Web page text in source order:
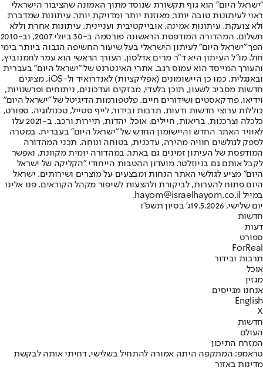
"ישראל היום" הוא גוף תקשורת שנוסד מתוך האמונה שהציבור הישראלי
ראוי לעיתונות טובה יותר, מאוזנת יותר ומדויקת יותר. עיתונות שמדברת
ולא צועקת. עיתונות אמינה, אובייקטיבית ועניינית. עיתונות אחרת וללא
תשלום. המהדורה המודפסת הראשונה פורסמה ב-30 ביולי 2007, וב-2010
הפך "ישראל היום" לעיתון הישראלי בעל שיעור החשיפה הגבוה ביותר בימי
חול. מו"ל העיתון היא ד"ר מרים אדלסון. העורך הראשי הוא עמר לחמנוביץ,
והעורך המייסד הוא עמוס רגב. אתרי האינטרנט של "ישראל היום" בעברית
ובאנגלית, כמו כן היישומונים (אפליקציות) לאנדרואיד ול-iOS, מציגים
חדשות מסביב לשעון, תוכן בלעדי, מבזקים ועדכונים, ניתוחים ופרשנויות,
וידיאו, פודקאסטים ושידורים חיים. פלטפורמות הדיגיטל של "ישראל היום"
כוללות ערוצי חדשות ודעות, תרבות ובידור, לייף סטייל, טכנולוגיה, ספורט,
כלכלה וצרכנות, בריאות, חיילים, אוכל, יהדות, תיירות ורכב. ב-2021 עלו
לאוויר האתר החדש והיישומון החדש של "ישראל היום" בעברית, במטרה
לספק לגולשים חוויה מהירה, עדכנית, בטוחה ונוחה. תכני המהדורה
המודפסת של העיתון זמינים גם באתר, במהדורה יומית מקוונת, ואפשר
לקבל אותם גם בניוזלטר. מועדון ההטבות הייחודי "הקליקה של ישראל
היום" מציע לגולשי האתר הנחות ומבצעים על מוצרים ושירותים. ישראל
היום פתוח להערות, לביקורת ולהצעות לשיפור מקהל הקוראים. פנו אלינו
במייל hayom@israelhayom.co.il.
יום שלישי, 19.5.2026
ג' בסיון תשפ"ו
חדשות
דעות
ספורט
ForReal
תרבות ובידור
אוכל
מגזין
אנחנו מגייסים
English
X
חדשות
העולם
המזרח התיכון
טראמפ: המתקפה היתה אמורה להתחיל בשלישי, דחיתי אותה לבקשת
מדינות באזור